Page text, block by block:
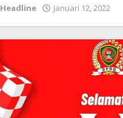
Headline Januari 12, 2022